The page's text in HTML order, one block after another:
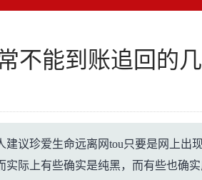
不能到账追回的
建议珍爱生命远离网tou只要是网上出
实际上有些确实是纯黑，而有些也确